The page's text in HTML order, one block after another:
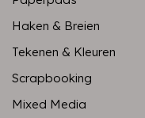
Haken & Breien
Tekenen & Kleuren
Scrapbooking
Mixed Media